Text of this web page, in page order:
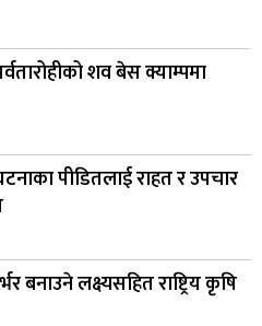
शव बेस क्याम्पमा
पीडितलाई राहत र उपचार
बनाउने लक्ष्यसहित राष्ट्रिय कृषि